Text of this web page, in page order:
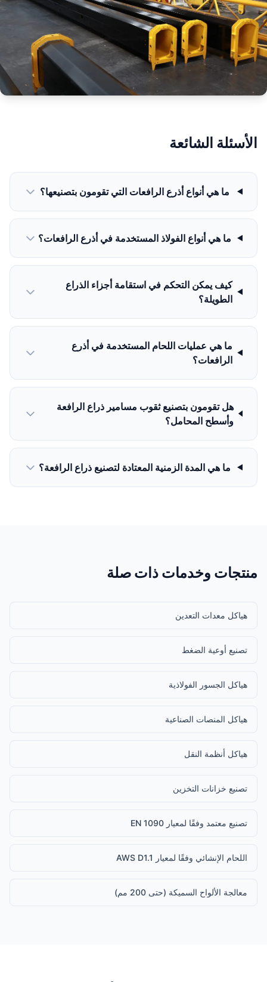
الأسئلة الشائعة
ما هي أنواع أذرع الرافعات التي تقومون بتصنيعها؟
ما هي أنواع الفولاذ المستخدمة في أذرع الرافعات؟
كيف يمكن التحكم في استقامة أجزاء الذراع
الطويلة؟
ما هي عمليات اللحام المستخدمة في أذرع
الرافعات؟
هل تقومون بتصنيع ثقوب مسامير ذراع الرافعة
وأسطح المحامل؟
ما هي المدة الزمنية المعتادة لتصنيع ذراع الرافعة؟
منتجات وخدمات ذات صلة
هياكل معدات التعدين
تصنيع أوعية الضغط
هياكل الجسور الفولاذية
هياكل المنصات الصناعية
هياكل أنظمة النقل
تصنيع خزانات التخزين
تصنيع معتمد وفقًا لمعيار EN 1090
اللحام الإنشائي وفقًا لمعيار AWS D1.1
معالجة الألواح السميكة (حتى 200 مم)